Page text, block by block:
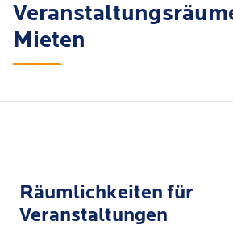
Mieten
Räumlichkeiten für
Veranstaltungen